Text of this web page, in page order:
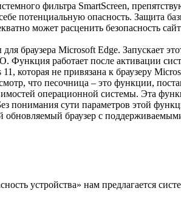
фильтра SmartScreen,
потенциальную опасность. Защита
может расценить безопасность
браузера Microsoft Edge. Запускает
Функция работает после активации
которая не привязана к браузеру
что песочница – это функции,
операционной системы. Эта
понимания сути параметров этой
браузер с
устройства» нам предлагается